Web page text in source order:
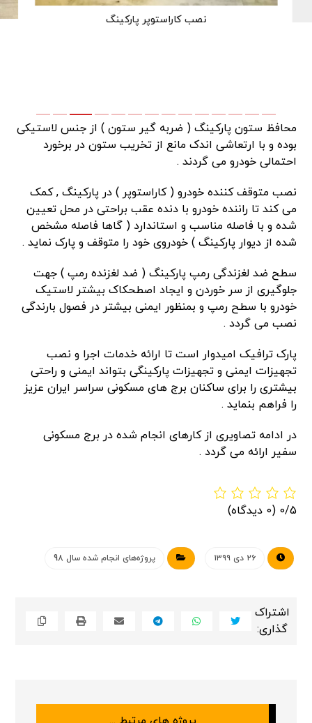
نصب کاراستوپر پارکینگ
محافظ ستون پارکینگ ( ضربه گیر ستون ) از جنس لاستیکی
بوده و با ارتعاشی اندک مانع از تخریب ستون در برخورد
احتمالی خودرو می گردند .
نصب متوقف کننده خودرو ( کاراستوپر ) در پارکینگ , کمک
می کند تا راننده خودرو با دنده عقب براحتی در محل تعیین
شده و با فاصله مناسب و استاندارد ( گاها فاصله مشخص
شده از دیوار پارکینگ ) خودروی خود را متوقف و پارک نماید .
سطح ضد لغزندگی رمپ پارکینگ ( ضد لغزنده رمپ ) جهت
جلوگیری از سر خوردن و ایجاد اصطحکاک بیشتر لاستیک
خودرو با سطح رمپ و بمنظور ایمنی بیشتر در فصول بارندگی
نصب می گردد .
پارک ترافیک امیدوار است تا ارائه خدمات اجرا و نصب
تجهیزات ایمنی و تجهیزات پارکینگی بتواند ایمنی و راحتی
بیشتری را برای ساکنان برج های مسکونی سراسر ایران عزیز
را فراهم بنماید .
در ادامه تصاویری از کارهای انجام شده در برج مسکونی
سفیر ارائه می گردد .
0/5 (0 دیدگاه)
۲۶ دی ۱۳۹۹ پروژه‌های انجام شده سال 98